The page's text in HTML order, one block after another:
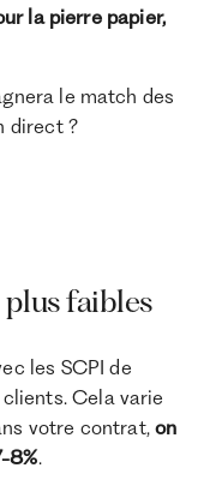
la pierre papier,
le match des
direct ?
faibles
les SCPI de
Cela varie
votre contrat, on
8%.